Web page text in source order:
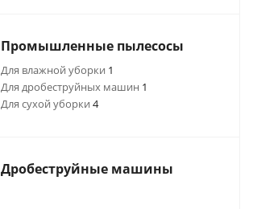
Промышленные пылесосы
Для влажной уборки 1
Для дробеструйных машин 1
Для сухой уборки 4
Дробеструйные машины